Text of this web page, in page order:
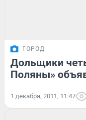
ГОРОД
Дольщики
Поляны»
1 декабря, 2011, 11:47